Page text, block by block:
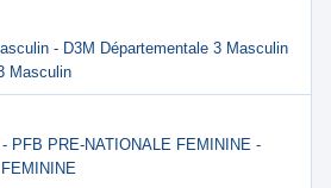
- D3M Départementale 3 Masculin
Masculin
PFB PRE-NATIONALE FEMININE -